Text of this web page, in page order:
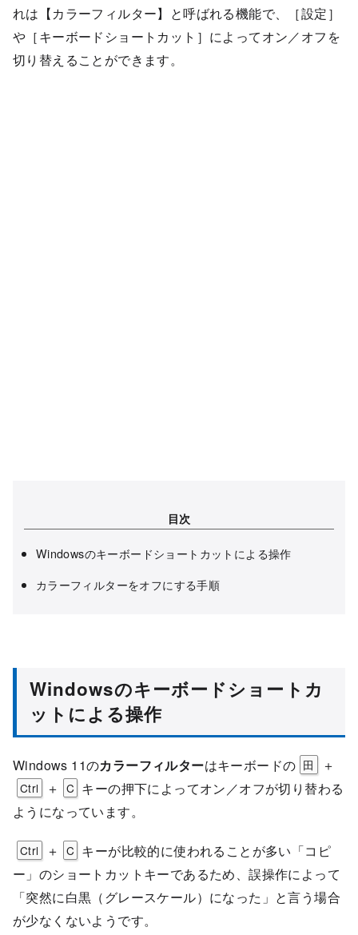
れは【カラーフィルター】と呼ばれる機能で、［設定］
や［キーボードショートカット］によってオン／オフを
切り替えることができます。
目次
Windowsのキーボードショートカットによる操作
カラーフィルターをオフにする手順
Windowsのキーボードショートカ
ットによる操作
Windows 11のカラーフィルターはキーボードの 田 ＋
Ctrl ＋ C キーの押下によってオン／オフが切り替わる
ようになっています。
Ctrl ＋ C キーが比較的に使われることが多い「コピ
ー」のショートカットキーであるため、誤操作によって
「突然に白黒（グレースケール）になった」と言う場合
が少なくないようです。